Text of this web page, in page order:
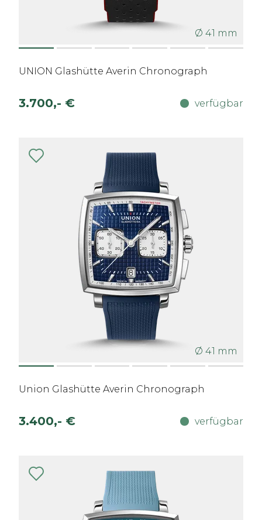
Ø 41 mm
UNION Glashütte Averin Chronograph
3.700,- € verfügbar
Ø 41 mm
Union Glashütte Averin Chronograph
3.400,- € verfügbar